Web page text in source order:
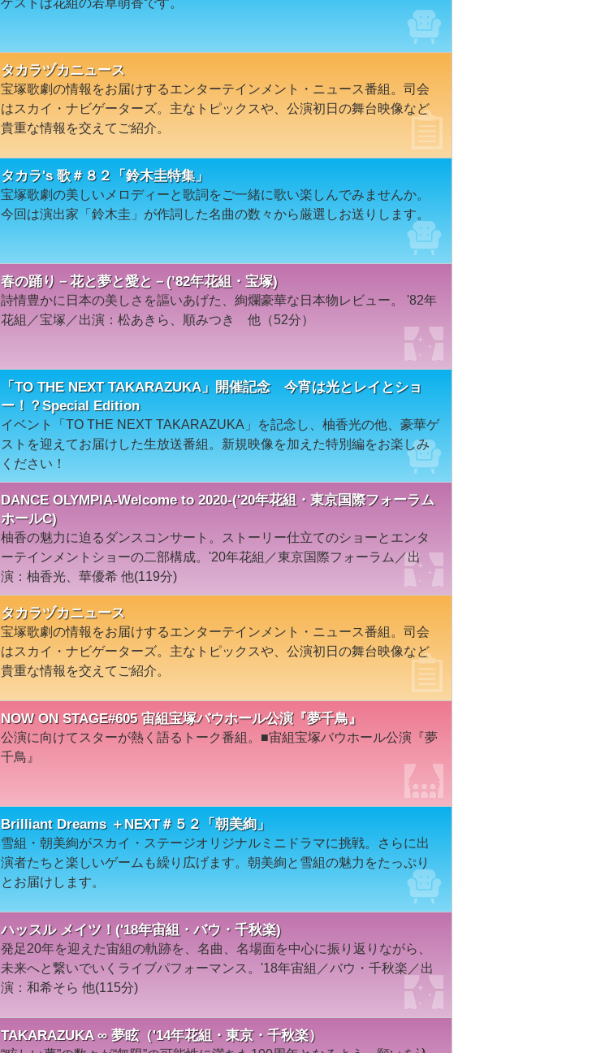
ゲストは花組の若草萌香です。
タカラヅカニュース
宝塚歌劇の情報をお届けするエンターテインメント・ニュース番組。司会
はスカイ・ナビゲーターズ。主なトピックスや、公演初日の舞台映像など
貴重な情報を交えてご紹介。
タカラ's 歌＃８２「鈴木圭特集」
宝塚歌劇の美しいメロディーと歌詞をご一緒に歌い楽しんでみませんか。
今回は演出家「鈴木圭」が作詞した名曲の数々から厳選しお送りします。
春の踊り－花と夢と愛と－(’82年花組・宝塚)
詩情豊かに日本の美しさを謳いあげた、絢爛豪華な日本物レビュー。 '82年
花組／宝塚／出演：松あきら、順みつき 他（52分）
「TO THE NEXT TAKARAZUKA」開催記念 今宵は光とレイとショ
ー！？Special Edition
イベント「TO THE NEXT TAKARAZUKA」を記念し、柚香光の他、豪華ゲ
ストを迎えてお届けした生放送番組。新規映像を加えた特別編をお楽しみ
ください！
DANCE OLYMPIA-Welcome to 2020-('20年花組・東京国際フォーラム
ホールC)
柚香の魅力に迫るダンスコンサート。ストーリー仕立てのショーとエンタ
ーテインメントショーの二部構成。'20年花組／東京国際フォーラム／出
演：柚香光、華優希 他(119分)
タカラヅカニュース
宝塚歌劇の情報をお届けするエンターテインメント・ニュース番組。司会
はスカイ・ナビゲーターズ。主なトピックスや、公演初日の舞台映像など
貴重な情報を交えてご紹介。
NOW ON STAGE#605 宙組宝塚バウホール公演『夢千鳥』
公演に向けてスターが熱く語るトーク番組。■宙組宝塚バウホール公演『夢
千鳥』
Brilliant Dreams ＋NEXT＃５２「朝美絢」
雪組・朝美絢がスカイ・ステージオリジナルミニドラマに挑戦。さらに出
演者たちと楽しいゲームも繰り広げます。朝美絢と雪組の魅力をたっぷり
とお届けします。
ハッスル メイツ！('18年宙組・バウ・千秋楽)
発足20年を迎えた宙組の軌跡を、名曲、名場面を中心に振り返りながら、
未来へと繋いでいくライブパフォーマンス。'18年宙組／バウ・千秋楽／出
演：和希そら 他(115分)
TAKARAZUKA ∞ 夢眩（'14年花組・東京・千秋楽）